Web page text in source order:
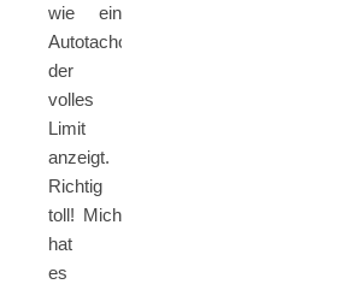
wie ein
Autotacho,
der
volles
Limit
anzeigt.
Richtig
toll! Mich
hat
es